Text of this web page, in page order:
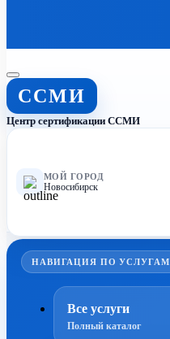
ССМИ
Центр сертификации ССМИ
МОЙ ГОРОД
Новосибирск
НАВИГАЦИЯ ПО УСЛУГАМ
Все услуги
Полный каталог